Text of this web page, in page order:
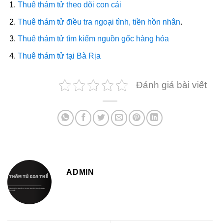
Thuê thám tử theo dõi con cái
Thuê thám tử điều tra ngoại tình, tiền hồn nhân.
Thuê thám tử tìm kiếm nguồn gốc hàng hóa
Thuê thám tử tại Bà Rịa
Đánh giá bài viết
ADMIN